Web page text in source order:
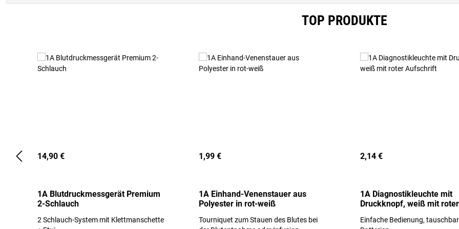
TOP PRODUKTE
14,90 €
1A Blutdruckmessgerät Premium
2-Schlauch
2 Schlauch-System mit Klettmanschette
1,99 €
1A Einhand-Venenstauer aus
Polyester in rot-weiß
Tourniquet zum Stauen des Blutes bei
2,14 €
1A Diagnostikleuchte mit
Druckknopf, weiß mit roter
Einfache Bedienung,